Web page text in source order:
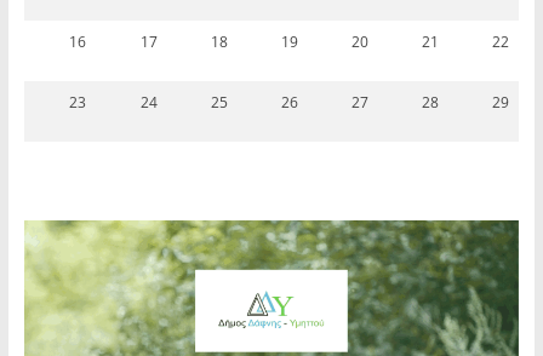
16 17 18 19 20 21 22
23 24 25 26 27 28 29